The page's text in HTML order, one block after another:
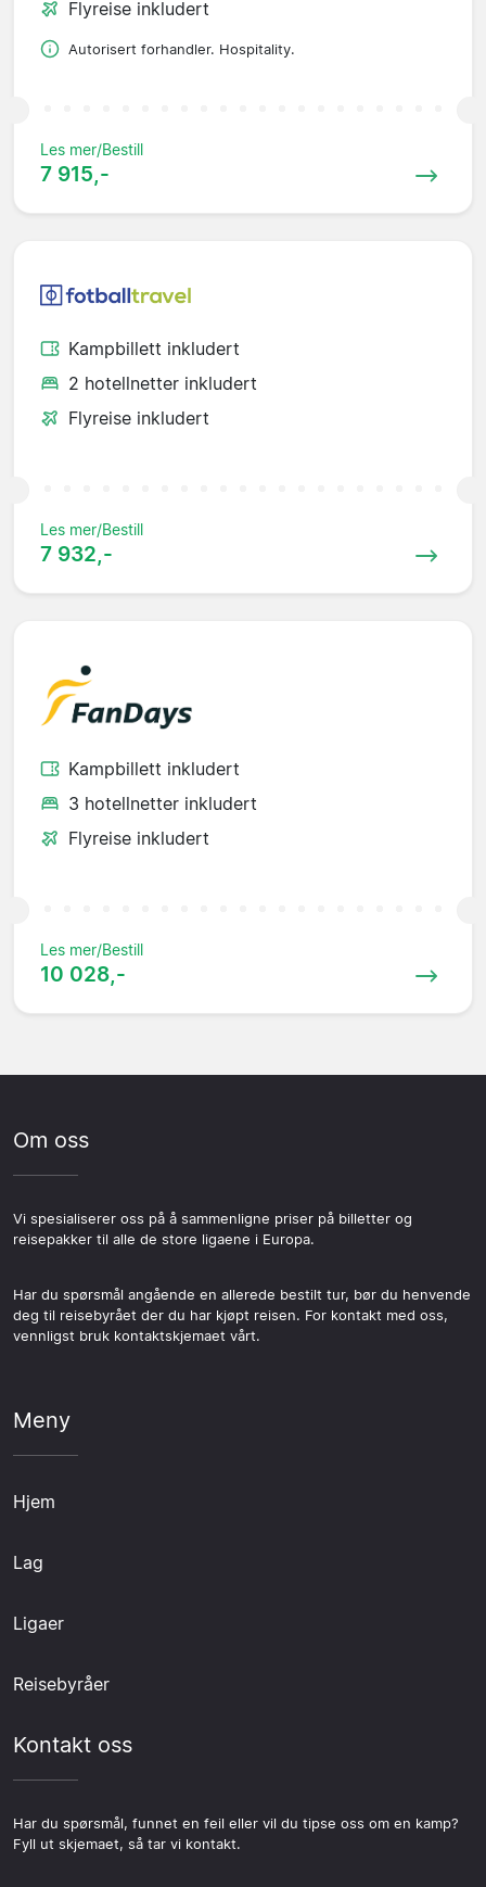
Flyreise inkludert
Autorisert forhandler. Hospitality.
Les mer/Bestill
7 915,-
Kampbillett inkludert
2 hotellnetter inkludert
Flyreise inkludert
Les mer/Bestill
7 932,-
Kampbillett inkludert
3 hotellnetter inkludert
Flyreise inkludert
Les mer/Bestill
10 028,-
Om oss
Vi spesialiserer oss på å sammenligne priser på billetter og
reisepakker til alle de store ligaene i Europa.
Har du spørsmål angående en allerede bestilt tur, bør du henvende
deg til reisebyrået der du har kjøpt reisen. For kontakt med oss,
vennligst bruk kontaktskjemaet vårt.
Meny
Hjem
Lag
Ligaer
Reisebyråer
Kontakt oss
Har du spørsmål, funnet en feil eller vil du tipse oss om en kamp?
Fyll ut skjemaet, så tar vi kontakt.